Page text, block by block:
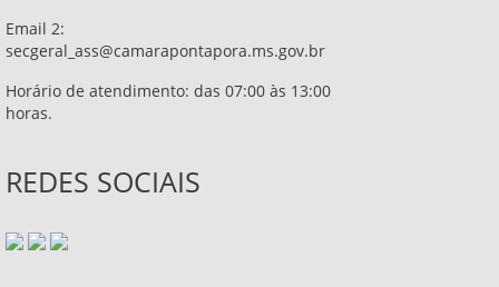
Email 2:
secgeral_ass@camarapontapora.ms.gov.br
Horário de atendimento: das 07:00 às 13:00
horas.
REDES SOCIAIS